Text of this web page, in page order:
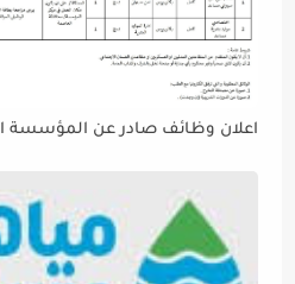
اعلان وظائف صادر عن المؤسسة